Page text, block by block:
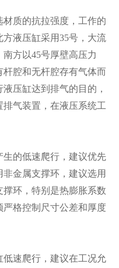
质的抗拉强度，工作的
液压缸采用35号，大流
南方以45号厚壁高压力
腔和无杆腔存有气体而
压缸达到排气的目的，
气装置，在液压系统工
的低速爬行，建议优先
金属支撑环，建议选用
环，特别是热膨胀系数
格控制尺寸公差和厚度
速爬行，建议在工况允